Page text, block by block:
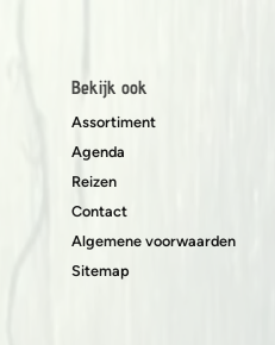
Bekijk ook
Assortiment
Agenda
Reizen
Contact
Algemene voorwaarden
Sitemap